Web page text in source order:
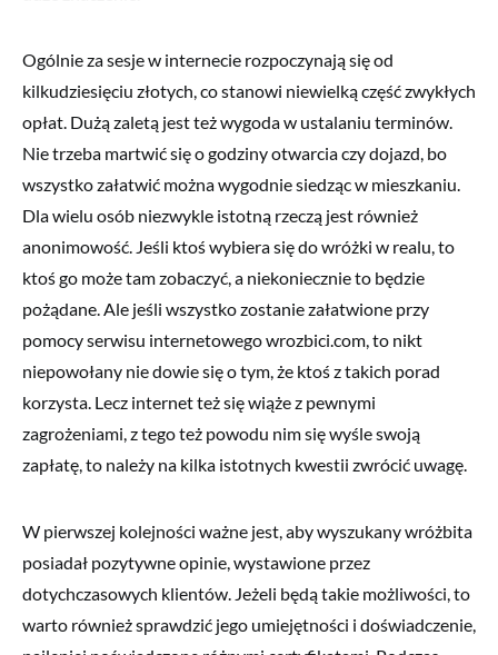
Ogólnie za sesje w internecie rozpoczynają się od
kilkudziesięciu złotych, co stanowi niewielką część zwykłych
opłat. Dużą zaletą jest też wygoda w ustalaniu terminów.
Nie trzeba martwić się o godziny otwarcia czy dojazd, bo
wszystko załatwić można wygodnie siedząc w mieszkaniu.
Dla wielu osób niezwykle istotną rzeczą jest również
anonimowość. Jeśli ktoś wybiera się do wróżki w realu, to
ktoś go może tam zobaczyć, a niekoniecznie to będzie
pożądane. Ale jeśli wszystko zostanie załatwione przy
pomocy serwisu internetowego wrozbici.com, to nikt
niepowołany nie dowie się o tym, że ktoś z takich porad
korzysta. Lecz internet też się wiąże z pewnymi
zagrożeniami, z tego też powodu nim się wyśle swoją
zapłatę, to należy na kilka istotnych kwestii zwrócić uwagę.
W pierwszej kolejności ważne jest, aby wyszukany wróżbita
posiadał pozytywne opinie, wystawione przez
dotychczasowych klientów. Jeżeli będą takie możliwości, to
warto również sprawdzić jego umiejętności i doświadczenie,